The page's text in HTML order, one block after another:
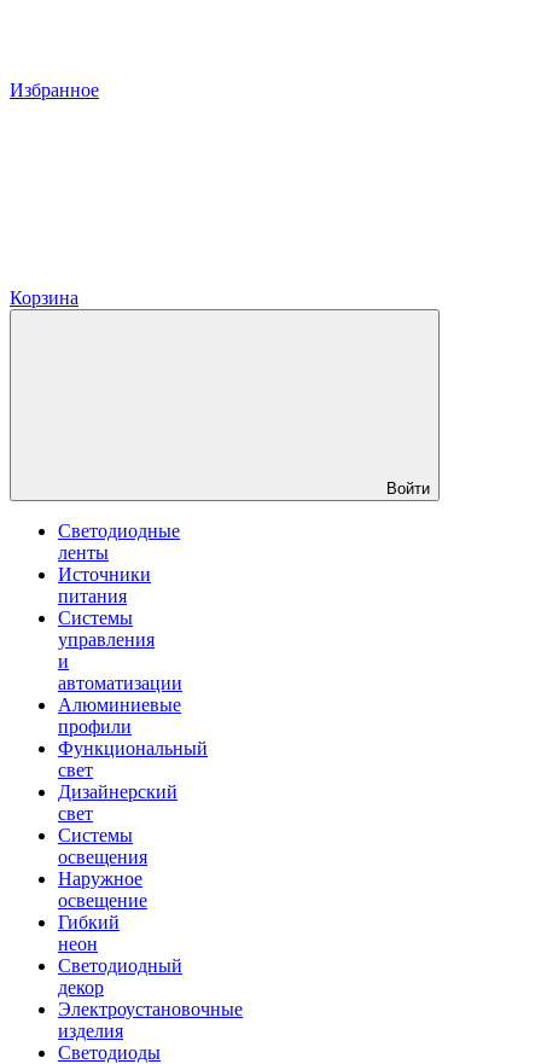
Избранное
Корзина
Войти
Светодиодные
ленты
Источники
питания
Системы
управления
и
автоматизации
Алюминиевые
профили
Функциональный
свет
Дизайнерский
свет
Системы
освещения
Наружное
освещение
Гибкий
неон
Светодиодный
декор
Электроустановочные
изделия
Светодиоды